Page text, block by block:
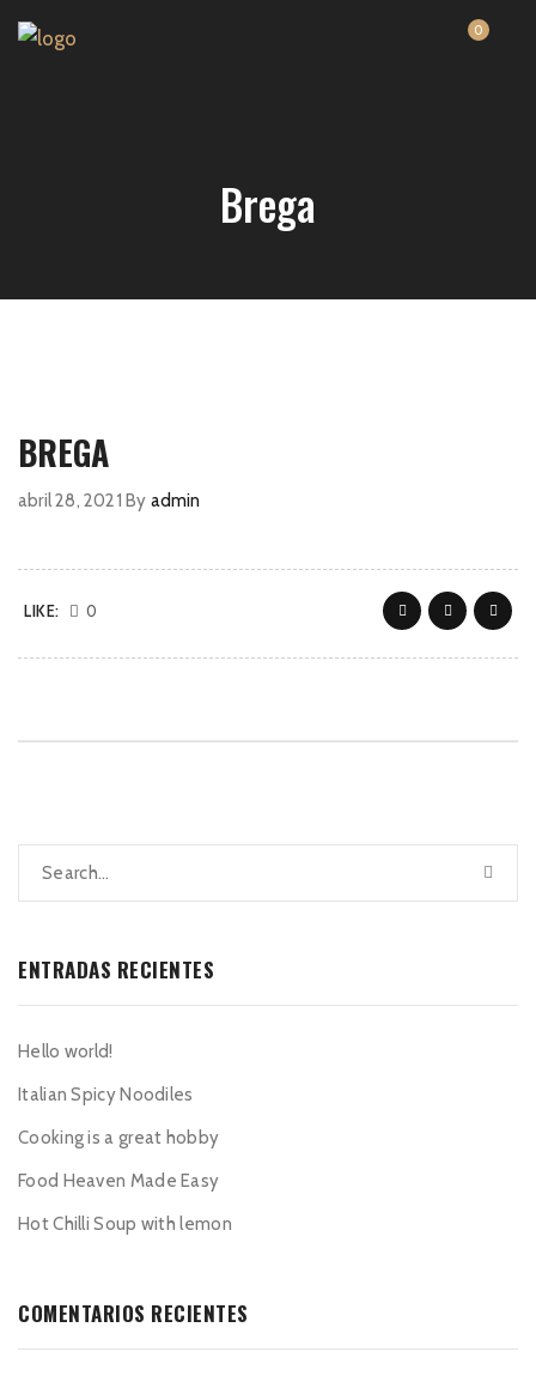
0
Brega
BREGA
abril 28, 2021 By admin
LIKE: 0
ENTRADAS RECIENTES
Hello world!
Italian Spicy Noodiles
Cooking is a great hobby
Food Heaven Made Easy
Hot Chilli Soup with lemon
COMENTARIOS RECIENTES